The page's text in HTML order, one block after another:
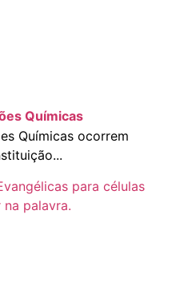
Químicas
Químicas ocorrem